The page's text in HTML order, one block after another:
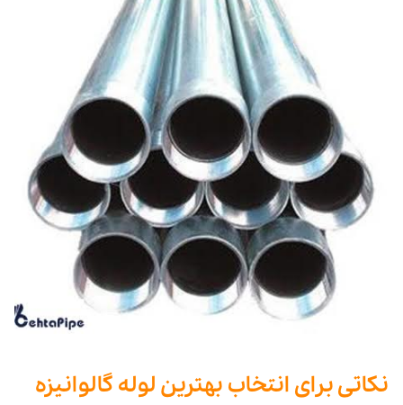
نکاتی برای انتخاب بهترین لوله گالوانیزه